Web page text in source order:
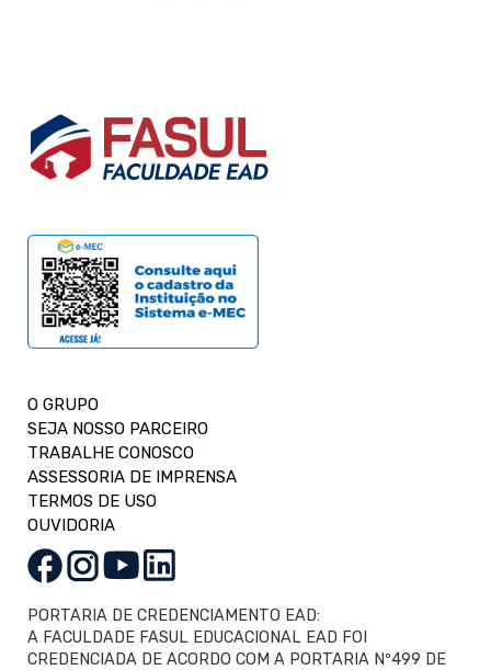
O GRUPO
SEJA NOSSO PARCEIRO
TRABALHE CONOSCO
ASSESSORIA DE IMPRENSA
TERMOS DE USO
OUVIDORIA
PORTARIA DE CREDENCIAMENTO EAD:
A FACULDADE FASUL EDUCACIONAL EAD FOI
CREDENCIADA DE ACORDO COM A PORTARIA Nº499 DE